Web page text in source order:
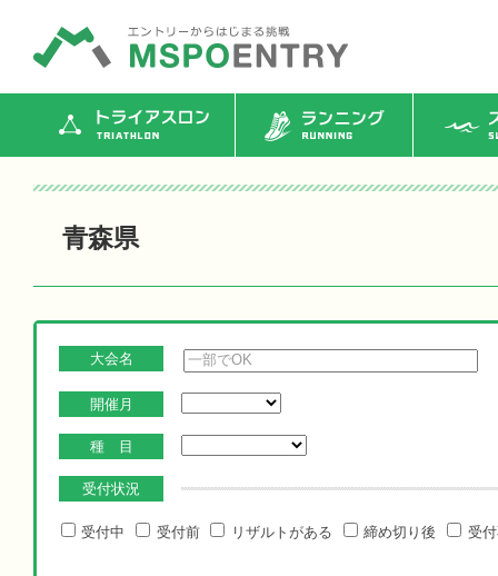
トライアスロン ランニング ス
青森県
大会名
開催月
種 目
受付状況
受付中 受付前 リザルトがある 締め切り後 受